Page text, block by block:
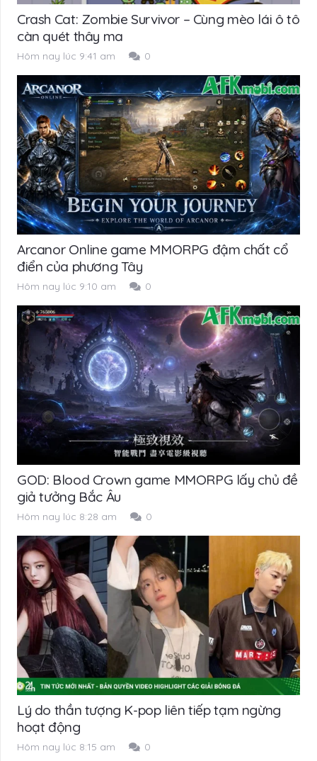
Crash Cat: Zombie Survivor – Cùng mèo lái ô tô
càn quét thây ma
Hôm nay lúc 9:41 am 0
Arcanor Online game MMORPG đậm chất cổ
điển của phương Tây
Hôm nay lúc 9:10 am 0
GOD: Blood Crown game MMORPG lấy chủ đề
giả tưởng Bắc Âu
Hôm nay lúc 8:28 am 0
Lý do thần tượng K-pop liên tiếp tạm ngừng
hoạt động
Hôm nay lúc 8:15 am 0